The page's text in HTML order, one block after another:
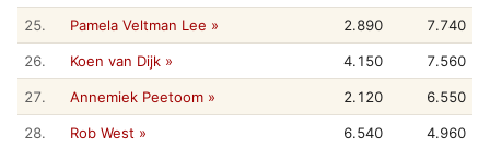
25. Pamela Veltman Lee » 2.890 7.740
26. Koen van Dijk » 4.150 7.560
27. Annemiek Peetoom » 2.120 6.550
28. Rob West » 6.540 4.960